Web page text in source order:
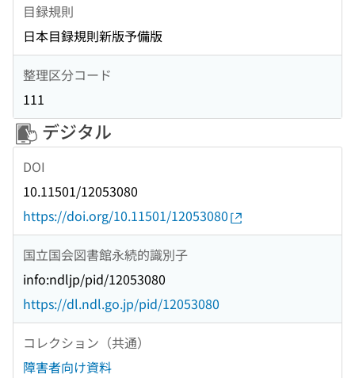
目録規則
日本目録規則新版予備版
整理区分コード
111
デジタル
DOI
10.11501/12053080
https://doi.org/10.11501/12053080
国立国会図書館永続的識別子
info:ndljp/pid/12053080
https://dl.ndl.go.jp/pid/12053080
コレクション（共通）
障害者向け資料